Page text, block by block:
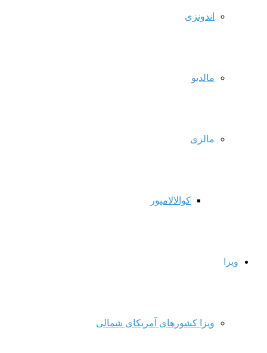
اندونزی
مالدیو
مالزی
کوالالامپور
ویزا
ویزا کشورهای آمریکای شمالی